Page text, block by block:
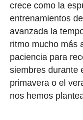
crece como la
entrenamientos
avanzada la
ritmo mucho más
paciencia para
siembres durante
primavera o el
nos hemos